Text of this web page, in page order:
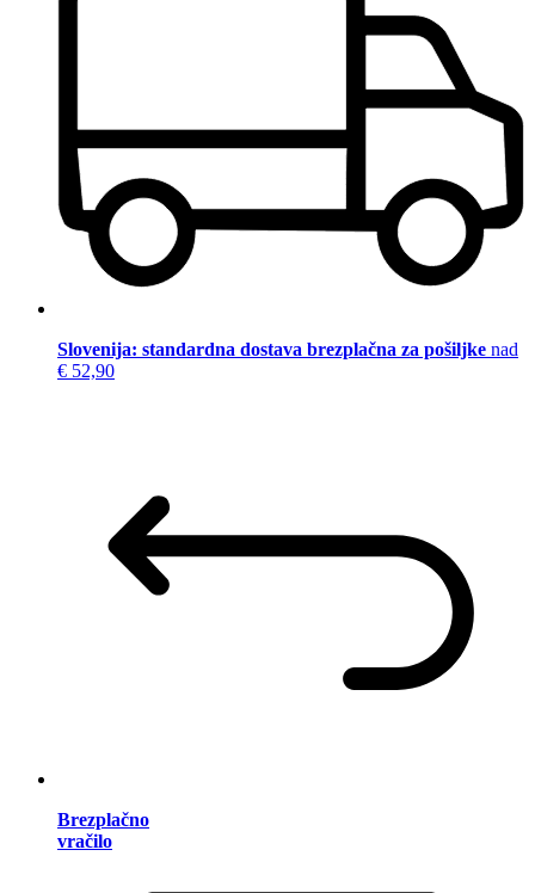
Slovenija: standardna dostava brezplačna za pošiljke nad
€ 52,90
Brezplačno
vračilo